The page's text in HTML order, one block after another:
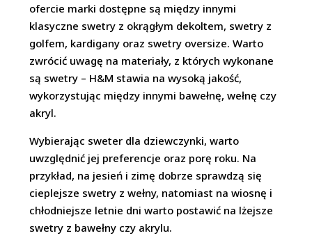
ofercie marki dostępne są między innymi
klasyczne swetry z okrągłym dekoltem, swetry z
golfem, kardigany oraz swetry oversize. Warto
zwrócić uwagę na materiały, z których wykonane
są swetry – H&M stawia na wysoką jakość,
wykorzystując między innymi bawełnę, wełnę czy
akryl.
Wybierając sweter dla dziewczynki, warto
uwzględnić jej preferencje oraz porę roku. Na
przykład, na jesień i zimę dobrze sprawdzą się
cieplejsze swetry z wełny, natomiast na wiosnę i
chłodniejsze letnie dni warto postawić na lżejsze
swetry z bawełny czy akrylu.